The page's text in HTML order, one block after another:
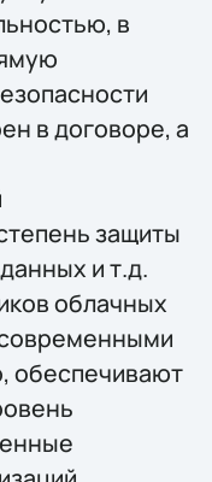
в
в договоре, а
защиты
и т.д.
облачных
обеспечивают